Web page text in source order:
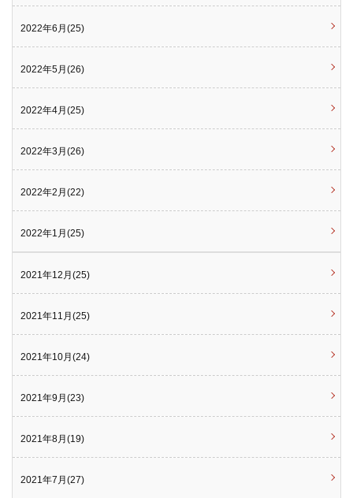
2022年6月(25)
2022年5月(26)
2022年4月(25)
2022年3月(26)
2022年2月(22)
2022年1月(25)
2021年12月(25)
2021年11月(25)
2021年10月(24)
2021年9月(23)
2021年8月(19)
2021年7月(27)